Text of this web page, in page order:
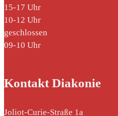
15-17 Uhr
10-12 Uhr
geschlossen
09-10 Uhr
Kontakt Diakonie
Joliot-Curie-Straße 1a